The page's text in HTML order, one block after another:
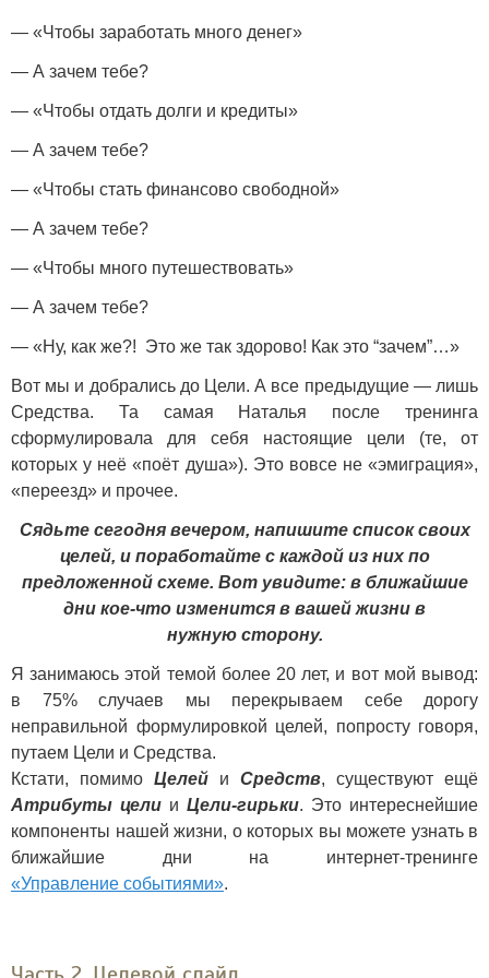
— «Чтобы заработать много денег»
— А зачем тебе?
— «Чтобы отдать долги и кредиты»
— А зачем тебе?
— «Чтобы стать финансово свободной»
— А зачем тебе?
— «Чтобы много путешествовать»
— А зачем тебе?
— «Ну, как же?! Это же так здорово! Как это “зачем”…»
Вот мы и добрались до Цели. А все предыдущие — лишь
Средства. Та самая Наталья после тренинга
сформулировала для себя настоящие цели (те, от
которых у неё «поёт душа»). Это вовсе не «эмиграция»,
«переезд» и прочее.
Сядьте сегодня вечером, напишите список своих
целей, и поработайте с каждой из них по
предложенной схеме. Вот увидите: в ближайшие
дни кое-что изменится в вашей жизни в
нужную сторону.
Я занимаюсь этой темой более 20 лет, и вот мой вывод:
в 75% случаев мы перекрываем себе дорогу
неправильной формулировкой целей, попросту говоря,
путаем Цели и Средства.
Кстати, помимо Целей и Средств, существуют ещё
Атрибуты цели и Цели-гирьки. Это интереснейшие
компоненты нашей жизни, о которых вы можете узнать в
ближайшие дни на интернет-тренинге
«Управление событиями».